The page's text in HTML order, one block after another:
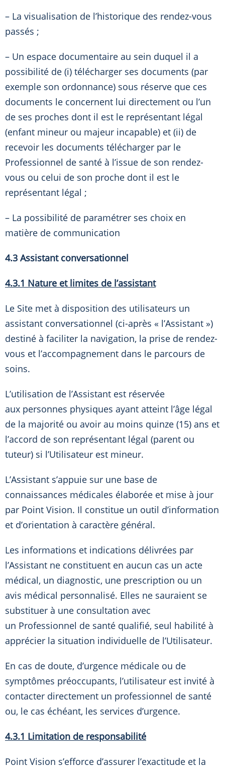
– La visualisation de l’historique des rendez-vous
passés ;
– Un espace documentaire au sein duquel il a
possibilité de (i) télécharger ses documents (par
exemple son ordonnance) sous réserve que ces
documents le concernent lui directement ou l’un
de ses proches dont il est le représentant légal
(enfant mineur ou majeur incapable) et (ii) de
recevoir les documents télécharger par le
Professionnel de santé à l’issue de son rendez-
vous ou celui de son proche dont il est le
représentant légal ;
– La possibilité de paramétrer ses choix en
matière de communication
4.3 Assistant conversationnel
4.3.1 Nature et limites de l’assistant
Le Site met à disposition des utilisateurs un
assistant conversationnel (ci-après « l’Assistant »)
destiné à faciliter la navigation, la prise de rendez-
vous et l’accompagnement dans le parcours de
soins.
L’utilisation de l’Assistant est réservée
aux personnes physiques ayant atteint l’âge légal
de la majorité ou avoir au moins quinze (15) ans et
l’accord de son représentant légal (parent ou
tuteur) si l’Utilisateur est mineur.
L’Assistant s’appuie sur une base de
connaissances médicales élaborée et mise à jour
par Point Vision. Il constitue un outil d’information
et d’orientation à caractère général.
Les informations et indications délivrées par
l’Assistant ne constituent en aucun cas un acte
médical, un diagnostic, une prescription ou un
avis médical personnalisé. Elles ne sauraient se
substituer à une consultation avec
un Professionnel de santé qualifié, seul habilité à
apprécier la situation individuelle de l’Utilisateur.
En cas de doute, d’urgence médicale ou de
symptômes préoccupants, l’utilisateur est invité à
contacter directement un professionnel de santé
ou, le cas échéant, les services d’urgence.
4.3.1 Limitation de responsabilité
Point Vision s’efforce d’assurer l’exactitude et la